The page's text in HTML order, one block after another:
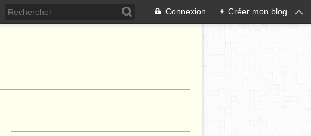
Connexion + Créer mon blog